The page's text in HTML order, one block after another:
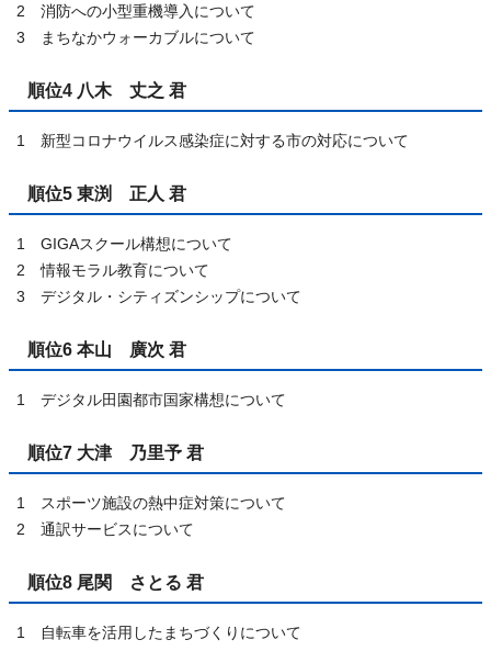
2 消防への小型重機導入について
3 まちなかウォーカブルについて
順位4 八木 丈之 君
1 新型コロナウイルス感染症に対する市の対応について
順位5 東渕 正人 君
1 GIGAスクール構想について
2 情報モラル教育について
3 デジタル・シティズンシップについて
順位6 本山 廣次 君
1 デジタル田園都市国家構想について
順位7 大津 乃里予 君
1 スポーツ施設の熱中症対策について
2 通訳サービスについて
順位8 尾関 さとる 君
1 自転車を活用したまちづくりについて